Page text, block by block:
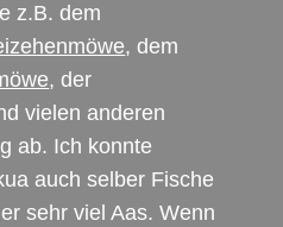
z.B. dem
, dem
, der
vielen anderen
ab. Ich konnte
auch selber Fische
sehr viel Aas. Wenn